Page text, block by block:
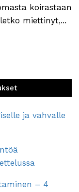
koirastaan
miettinyt,...
ja vahvalle
– 4